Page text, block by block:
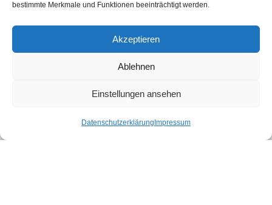
bestimmte Merkmale und Funktionen beeinträchtigt werden.
Akzeptieren
Ablehnen
Einstellungen ansehen
Datenschutzerklärung Impressum